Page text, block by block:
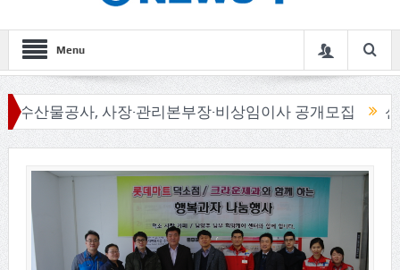
Menu
공사, 사장·관리본부장·비상임이사 공개모집 신동화